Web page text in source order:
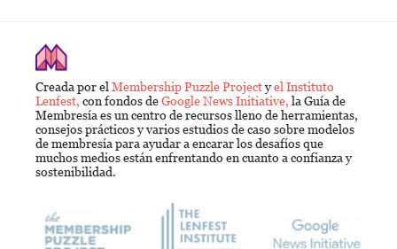
Creada por el Membership Puzzle Projectyel Instituto
Lenfest, con fondos deGoogle News Initiative, la Guía de
Membresía es un centro de recursos lleno de herramientas,
consejos prácticos y varios estudios de caso sobre modelos
de membresía para ayudar a encarar los desafíos que
muchos medios están enfrentando en cuanto a confianza y
sostenibilidad.